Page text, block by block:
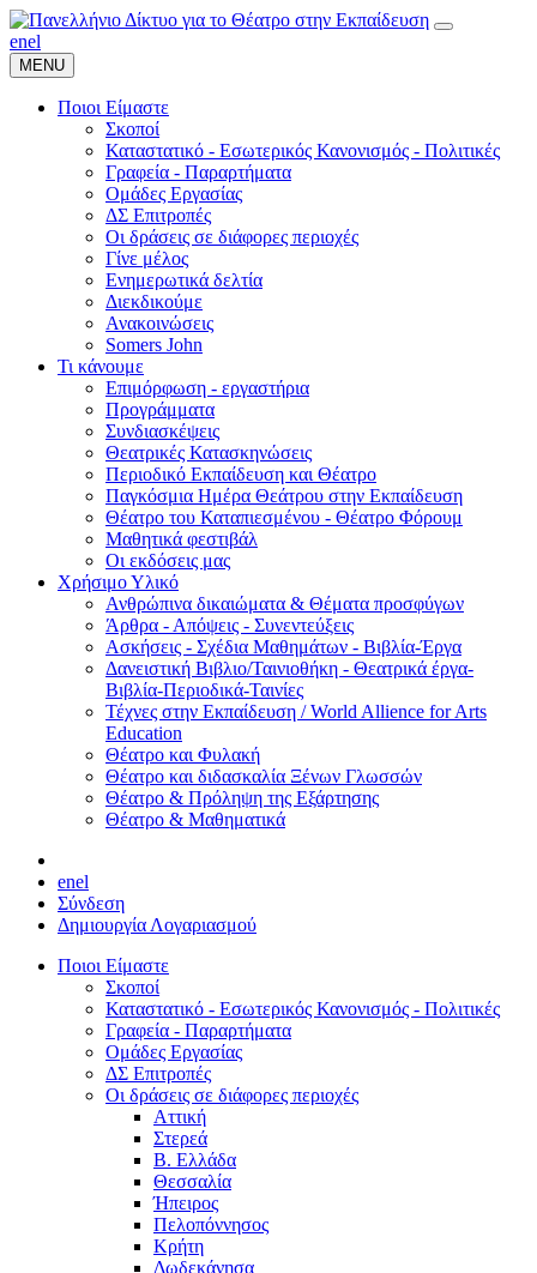
enel
MENU
Ποιοι Είμαστε
Σκοποί
Καταστατικό - Εσωτερικός Κανονισμός - Πολιτικές
Γραφεία - Παραρτήματα
Ομάδες Εργασίας
ΔΣ Επιτροπές
Οι δράσεις σε διάφορες περιοχές
Γίνε μέλος
Ενημερωτικά δελτία
Διεκδικούμε
Ανακοινώσεις
Somers John
Τι κάνουμε
Επιμόρφωση - εργαστήρια
Προγράμματα
Συνδιασκέψεις
Θεατρικές Κατασκηνώσεις
Περιοδικό Εκπαίδευση και Θέατρο
Παγκόσμια Ημέρα Θεάτρου στην Εκπαίδευση
Θέατρο του Καταπιεσμένου - Θέατρο Φόρουμ
Μαθητικά φεστιβάλ
Οι εκδόσεις μας
Χρήσιμο Υλικό
Ανθρώπινα δικαιώματα & Θέματα προσφύγων
Άρθρα - Απόψεις - Συνεντεύξεις
Ασκήσεις - Σχέδια Μαθημάτων - Βιβλία-Έργα
Δανειστική Βιβλιο/Ταινιοθήκη - Θεατρικά έργα-
Βιβλία-Περιοδικά-Ταινίες
Τέχνες στην Εκπαίδευση / World Allience for Arts
Education
Θέατρο και Φυλακή
Θέατρο και διδασκαλία Ξένων Γλωσσών
Θέατρο & Πρόληψη της Εξάρτησης
Θέατρο & Μαθηματικά
enel
Σύνδεση
Δημιουργία Λογαριασμού
Ποιοι Είμαστε
Σκοποί
Καταστατικό - Εσωτερικός Κανονισμός - Πολιτικές
Γραφεία - Παραρτήματα
Ομάδες Εργασίας
ΔΣ Επιτροπές
Οι δράσεις σε διάφορες περιοχές
Αττική
Στερεά
Β. Ελλάδα
Θεσσαλία
Ήπειρος
Πελοπόννησος
Κρήτη
Δωδεκάνησα